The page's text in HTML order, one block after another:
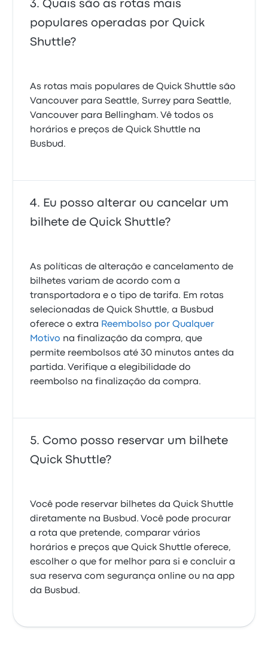
Quais são as rotas mais
populares operadas por Quick
Shuttle?
As rotas mais populares de Quick Shuttle são
Vancouver para Seattle, Surrey para Seattle,
Vancouver para Bellingham. Vê todos os
horários e preços de Quick Shuttle na
Busbud.
Eu posso alterar ou cancelar um
bilhete de Quick Shuttle?
As políticas de alteração e cancelamento de
bilhetes variam de acordo com a
transportadora e o tipo de tarifa. Em rotas
selecionadas de Quick Shuttle, a Busbud
oferece o extra Reembolso por Qualquer
Motivo na finalização da compra, que
permite reembolsos até 30 minutos antes da
partida. Verifique a elegibilidade do
reembolso na finalização da compra.
Como posso reservar um bilhete
Quick Shuttle?
Você pode reservar bilhetes da Quick Shuttle
diretamente na Busbud. Você pode procurar
a rota que pretende, comparar vários
horários e preços que Quick Shuttle oferece,
escolher o que for melhor para si e concluir a
sua reserva com segurança online ou na app
da Busbud.